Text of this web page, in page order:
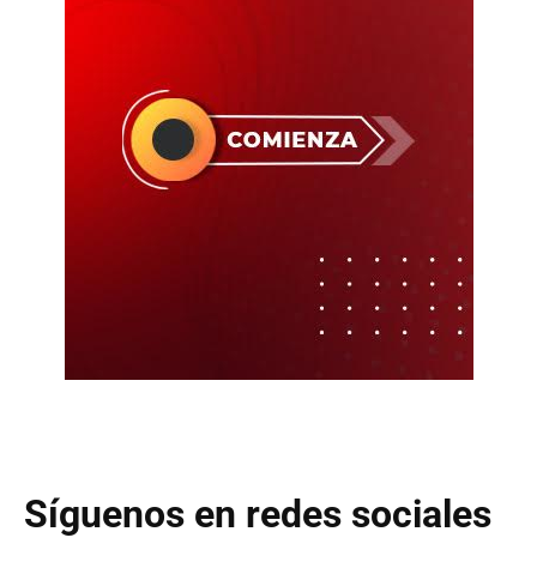
Síguenos en redes sociales